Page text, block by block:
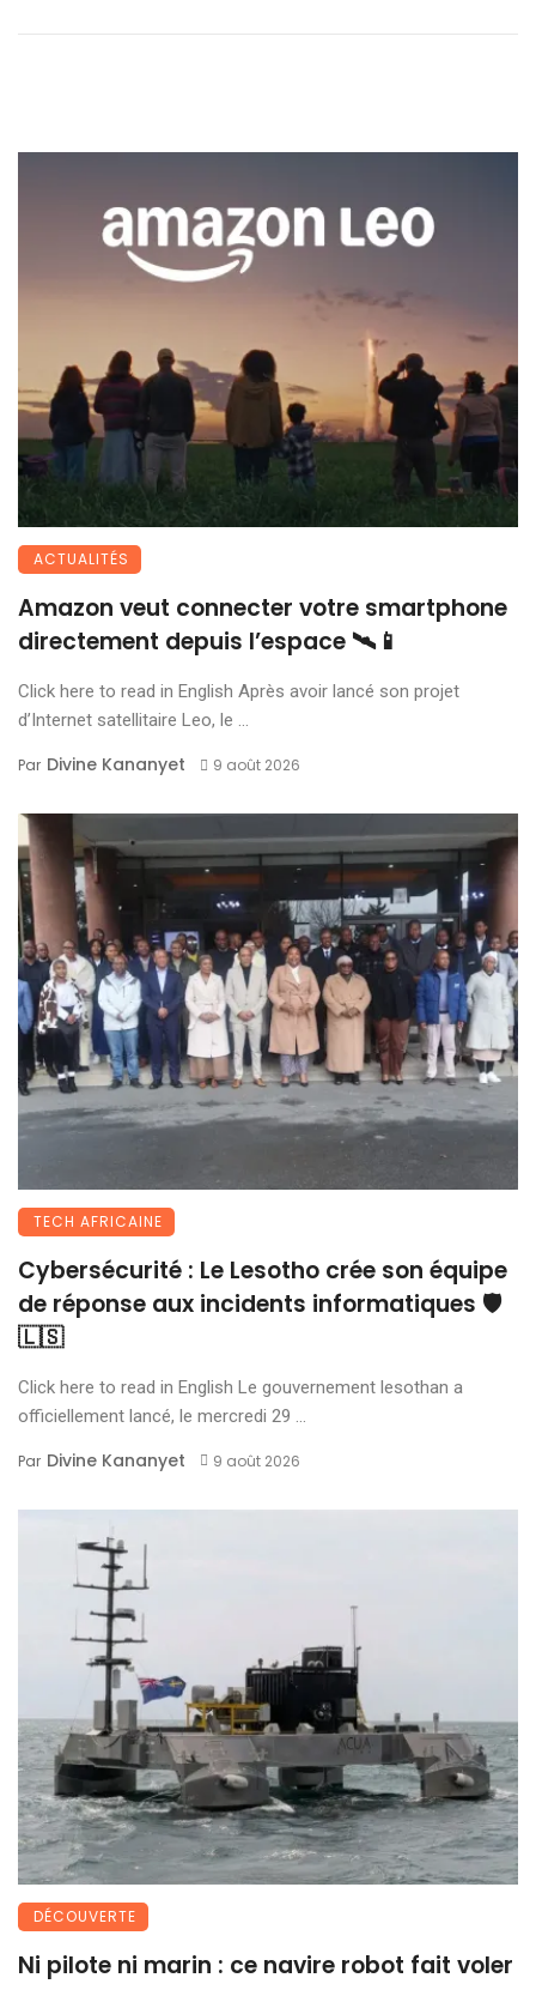
ACTUALITÉS
Amazon veut connecter votre smartphone
directement depuis l’espace 🛰️📱
Click here to read in English Après avoir lancé son projet
d’Internet satellitaire Leo, le ...
Par Divine Kananyet 9 août 2026
TECH AFRICAINE
Cybersécurité : Le Lesotho crée son équipe
de réponse aux incidents informatiques 🛡️
🇱🇸
Click here to read in English Le gouvernement lesothan a
officiellement lancé, le mercredi 29 ...
Par Divine Kananyet 9 août 2026
DÉCOUVERTE
Ni pilote ni marin : ce navire robot fait voler